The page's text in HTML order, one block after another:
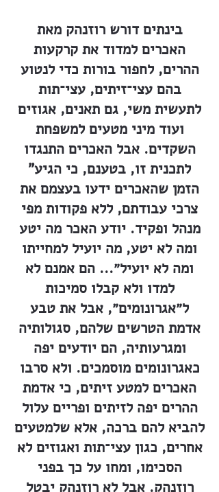
בינתים דורש רוזנהק מאת
האכרים למדוד את קרקעות
ההרים, לחפור בורות כדי לנטוע
בהם עצי־זיתים, עצי־תות
לתעשית משי, גם תאנים, אגוזים
ועוד מיני מטעים למשפחת
השקדים. אבל האכרים התנגדו
לתכנית זו, בטענם, כי הגיע"
הזמן שהאכרים ידעו בעצמם את
צרכי עבודתם, ללא פקודות מפי
מנהל ופקיד. יודע האכר מה יטע
ומה לא יטע, מה יועיל למחייתו
ומה לא יועיל״... הם אמנם לא
למדו ולא קבלו סמיכות
ל״אגרונומים״, אבל את טבע
אדמת הטרשים שלהם, סגולותיה
ומגרעותיה, הם יודעים יפה
כאגרונומים מוסמכים. ולא סרבו
האכרים למטע זיתים, כי אדמת
ההרים יפה לזיתים ופריים עלול
להביא להם ברכה, אלא שלמטעים
אחרים, כגון עצי־תות ואגוזים לא
הסכימו, ומחו על כך בפני
רוזנהק. אבל לא רוזנהק יבטל